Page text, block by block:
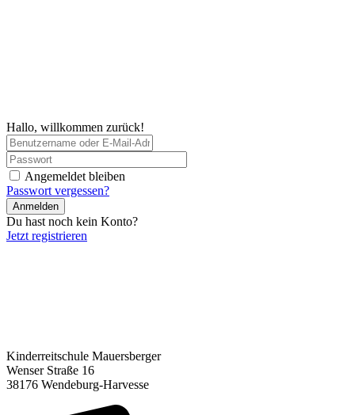
Hallo, willkommen zurück!
Angemeldet bleiben
Passwort vergessen?
Anmelden
Du hast noch kein Konto?
Jetzt registrieren
Kinderreitschule Mauersberger
Wenser Straße 16
38176 Wendeburg-Harvesse